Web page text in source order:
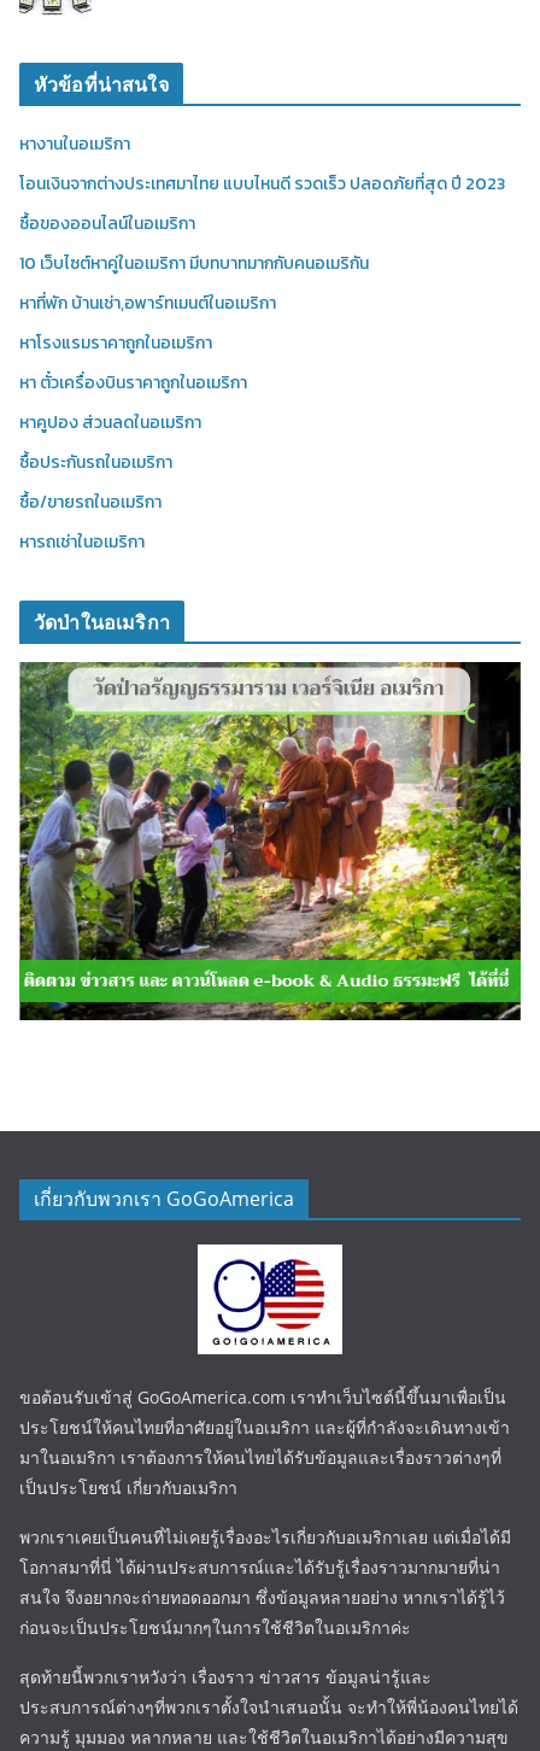
หัวข้อที่น่าสนใจ
หางานในอเมริกา
โอนเงินจากต่างประเทศมาไทย แบบไหนดี รวดเร็ว ปลอดภัยที่สุด ปี 2023
ซื้อของออนไลน์ในอเมริกา
10 เว็บไซต์หาคู่ในอเมริกา มีบทบาทมากกับคนอเมริกัน
หาที่พัก บ้านเช่า,อพาร์ทเมนต์ในอเมริกา
หาโรงแรมราคาถูกในอเมริกา
หา ตั๋วเครื่องบินราคาถูกในอเมริกา
หาคูปอง ส่วนลดในอเมริกา
ซื้อประกันรถในอเมริกา
ซื้อ/ขายรถในอเมริกา
หารถเช่าในอเมริกา
วัดป่าในอเมริกา
เกี่ยวกับพวกเรา GoGoAmerica
ขอต้อนรับเข้าสู่ GoGoAmerica.com เราทำเว็บไซต์นี้ขึ้นมาเพื่อเป็น
ประโยชน์ให้คนไทยที่อาศัยอยู่ในอเมริกา และผู้ที่กำลังจะเดินทางเข้า
มาในอเมริกา เราต้องการให้คนไทยได้รับข้อมูลและเรื่องราวต่างๆที่
เป็นประโยชน์ เกี่ยวกับอเมริกา
พวกเราเคยเป็นคนที่ไม่เคยรู้เรื่องอะไรเกี่ยวกับอเมริกาเลย แต่เมื่อได้มี
โอกาสมาที่นี่ ได้ผ่านประสบการณ์และได้รับรู้เรื่องราวมากมายที่น่า
สนใจ จึงอยากจะถ่ายทอดออกมา ซึ่งข้อมูลหลายอย่าง หากเราได้รู้ไว้
ก่อนจะเป็นประโยชน์มากๆในการใช้ชีวิตในอเมริกาค่ะ
สุดท้ายนี้พวกเราหวังว่า เรื่องราว ข่าวสาร ข้อมูลน่ารู้และ
ประสบการณ์ต่างๆที่พวกเราตั้งใจนำเสนอนั้น จะทำให้พี่น้องคนไทยได้
ความรู้ มุมมอง หลากหลาย และใช้ชีวิตในอเมริกาได้อย่างมีความสุข